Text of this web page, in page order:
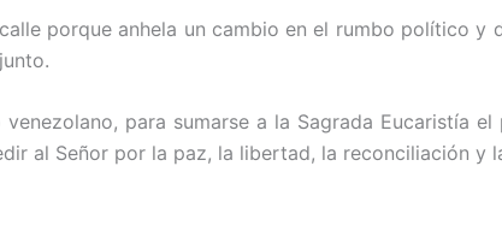
porque anhela un cambio en el rumbo político
para sumarse a la Sagrada Eucaristía
al Señor por la paz, la libertad, la reconciliación y